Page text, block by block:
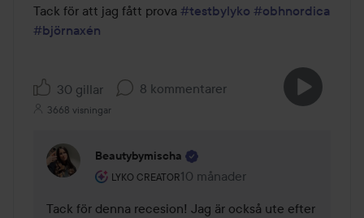
Tack för att jag fått prova #testbylyko #obhnordica
#björnaxén
30 gillar 8 kommentarer
3668 visningar
Beautybymischa
LYKO CREATOR
Användarens roll: Lyko Creator.
10 månader
Kommentaren lades 10 månader
Tack för denna recesion! Jag är också ute efter